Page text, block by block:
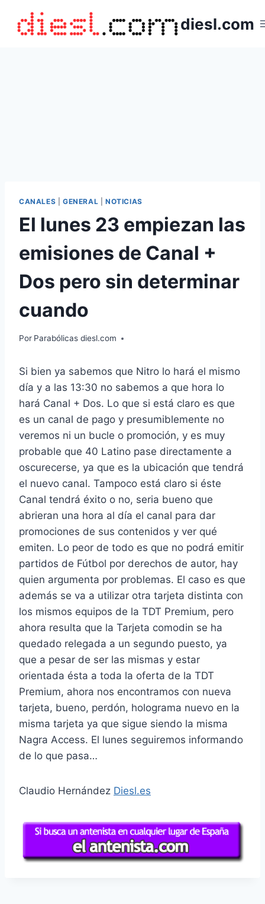
contenido
diesl.com
CANALES GENERAL NOTICIAS
El lunes 23 empiezan las
emisiones de Canal +
Dos pero sin determinar
cuando
Por Parabólicas diesl.com
Si bien ya sabemos que Nitro lo hará el mismo
día y a las 13:30 no sabemos a que hora lo
hará Canal + Dos. Lo que si está claro es que
es un canal de pago y presumiblemente no
veremos ni un bucle o promoción, y es muy
probable que 40 Latino pase directamente a
oscurecerse, ya que es la ubicación que tendrá
el nuevo canal. Tampoco está claro si éste
Canal tendrá éxito o no, seria bueno que
abrieran una hora al día el canal para dar
promociones de sus contenidos y ver qué
emiten. Lo peor de todo es que no podrá emitir
partidos de Fútbol por derechos de autor, hay
quien argumenta por problemas. El caso es que
además se va a utilizar otra tarjeta distinta con
los mismos equipos de la TDT Premium, pero
ahora resulta que la Tarjeta comodin se ha
quedado relegada a un segundo puesto, ya
que a pesar de ser las mismas y estar
orientada ésta a toda la oferta de la TDT
Premium, ahora nos encontramos con nueva
tarjeta, bueno, perdón, holograma nuevo en la
misma tarjeta ya que sigue siendo la misma
Nagra Access. El lunes seguiremos informando
de lo que pasa…
Claudio Hernández Diesl.es